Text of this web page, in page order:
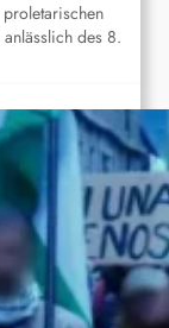
des 8.